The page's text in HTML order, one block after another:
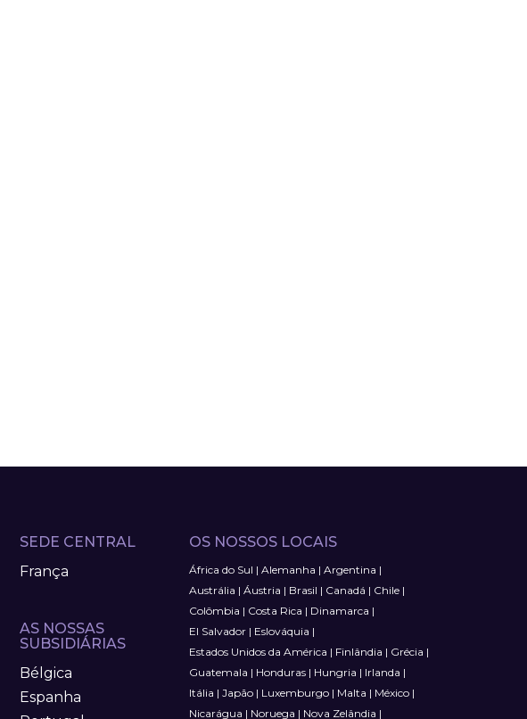
SEDE CENTRAL
França
AS NOSSAS
SUBSIDIÁRIAS
Bélgica
Espanha
OS NOSSOS LOCAIS
África do Sul | Alemanha | Argentina |
Austrália | Áustria | Brasil | Canadá | Chile|
Colômbia | Costa Rica | Dinamarca |
El Salvador| Eslováquia |
Estados Unidos da América | Finlândia | Grécia |
Guatemala | Honduras| Hungria | Irlanda |
Itália | Japão| Luxemburgo| Malta | México|
Nicarágua | Noruega | Nova Zelândia |